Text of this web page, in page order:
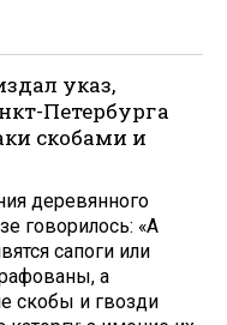
указ,
Петербурга
скобами и
деревянного
говорилось: «А
сапоги или
а
скобы и гвозди